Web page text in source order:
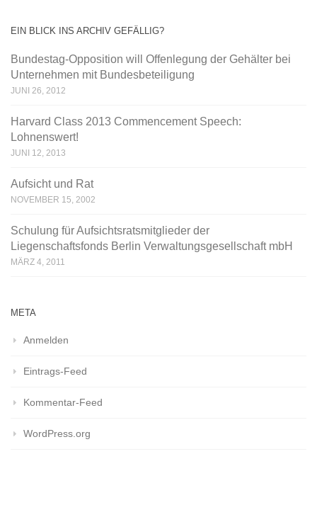
EIN BLICK INS ARCHIV GEFÄLLIG?
Bundestag-Opposition will Offenlegung der Gehälter bei
Unternehmen mit Bundesbeteiligung
JUNI 26, 2012
Harvard Class 2013 Commencement Speech:
Lohnenswert!
JUNI 12, 2013
Aufsicht und Rat
NOVEMBER 15, 2002
Schulung für Aufsichtsratsmitglieder der
Liegenschaftsfonds Berlin Verwaltungsgesellschaft mbH
MÄRZ 4, 2011
META
Anmelden
Eintrags-Feed
Kommentar-Feed
WordPress.org